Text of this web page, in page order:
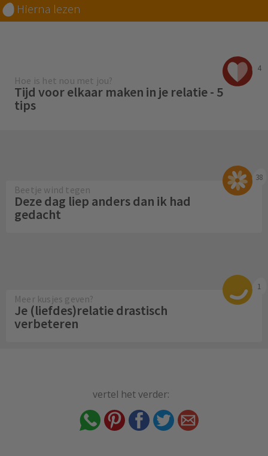
Hierna lezen
4
Hoe is het nou met jou?
Tijd voor elkaar maken in je relatie - 5
tips
38
Beetje wind tegen
Deze dag liep anders dan ik had
gedacht
1
Meer kusjes geven?
Je (liefdes)relatie drastisch
verbeteren
vertel het verder: